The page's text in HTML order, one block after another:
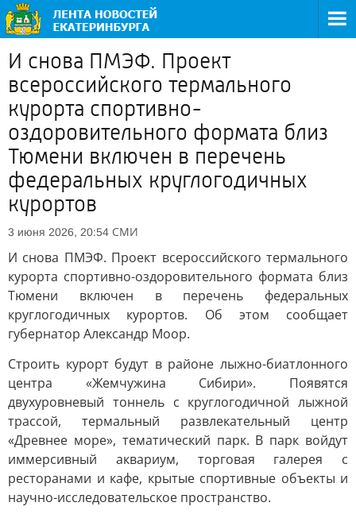
И снова ПМЭФ. Проект
всероссийского термального
курорта спортивно-
оздоровительного формата близ
Тюмени включен в перечень
федеральных круглогодичных
курортов
3 июня 2026, 20:54 СМИ
И снова ПМЭФ. Проект всероссийского термального
курорта спортивно-оздоровительного формата близ
Тюмени включен в перечень федеральных
круглогодичных курортов. Об этом сообщает
губернатор Александр Моор.
Строить курорт будут в районе лыжно-биатлонного
центра «Жемчужина Сибири». Появятся
двухуровневый тоннель с круглогодичной лыжной
трассой, термальный развлекательный центр
«Древнее море», тематический парк. В парк войдут
иммерсивный аквариум, торговая галерея с
ресторанами и кафе, крытые спортивные объекты и
научно-исследовательское пространство.